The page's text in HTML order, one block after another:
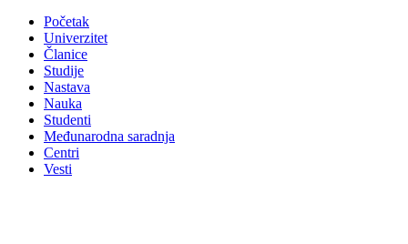
Početak
Univerzitet
Članice
Studije
Nastava
Nauka
Studenti
Međunarodna saradnja
Centri
Vesti